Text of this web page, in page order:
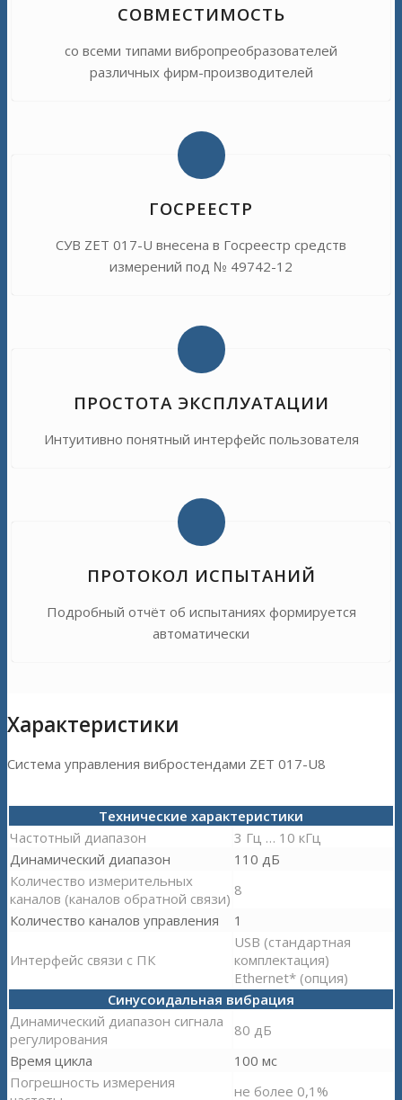
СОВМЕСТИМОСТЬ
со всеми типами вибропреобразователей
различных фирм-производителей
ГОСРЕЕСТР
СУВ ZET 017-U внесена в Госреестр средств
измерений под № 49742-12
ПРОСТОТА ЭКСПЛУАТАЦИИ
Интуитивно понятный интерфейс пользователя
ПРОТОКОЛ ИСПЫТАНИЙ
Подробный отчёт об испытаниях формируется
автоматически
Характеристики
Система управления вибростендами ZET 017-U8
Технические характеристики
Частотный диапазон
3 Гц … 10 кГц
Динамический диапазон
110 дБ
Количество измерительных
каналов (каналов обратной связи) 8
Количество каналов управления
1
Интерфейс связи с ПК
USB (стандартная
комплектация)
Ethernet* (опция)
Синусоидальная вибрация
Динамический диапазон сигнала
регулирования
80 дБ
Время цикла
100 мс
Погрешность измерения
не более 0,1%